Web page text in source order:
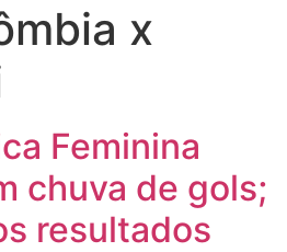
x
Feminina
chuva de gols;
resultados